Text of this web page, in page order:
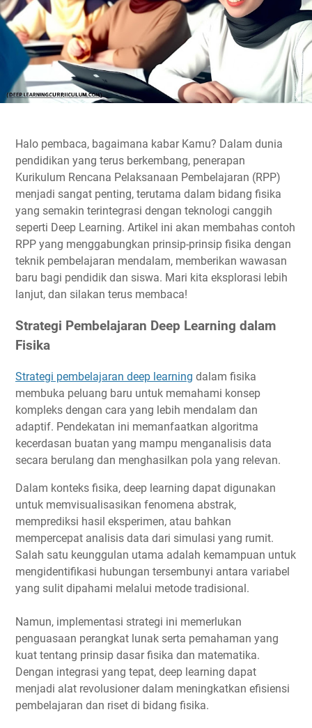
Halo pembaca, bagaimana kabar Kamu? Dalam dunia
pendidikan yang terus berkembang, penerapan
Kurikulum Rencana Pelaksanaan Pembelajaran (RPP)
menjadi sangat penting, terutama dalam bidang fisika
yang semakin terintegrasi dengan teknologi canggih
seperti Deep Learning. Artikel ini akan membahas contoh
RPP yang menggabungkan prinsip-prinsip fisika dengan
teknik pembelajaran mendalam, memberikan wawasan
baru bagi pendidik dan siswa. Mari kita eksplorasi lebih
lanjut, dan silakan terus membaca!
Strategi Pembelajaran Deep Learning dalam
Fisika
Strategi pembelajaran deep learning dalam fisika
membuka peluang baru untuk memahami konsep
kompleks dengan cara yang lebih mendalam dan
adaptif. Pendekatan ini memanfaatkan algoritma
kecerdasan buatan yang mampu menganalisis data
secara berulang dan menghasilkan pola yang relevan.
Dalam konteks fisika, deep learning dapat digunakan
untuk memvisualisasikan fenomena abstrak,
memprediksi hasil eksperimen, atau bahkan
mempercepat analisis data dari simulasi yang rumit.
Salah satu keunggulan utama adalah kemampuan untuk
mengidentifikasi hubungan tersembunyi antara variabel
yang sulit dipahami melalui metode tradisional.
Namun, implementasi strategi ini memerlukan
penguasaan perangkat lunak serta pemahaman yang
kuat tentang prinsip dasar fisika dan matematika.
Dengan integrasi yang tepat, deep learning dapat
menjadi alat revolusioner dalam meningkatkan efisiensi
pembelajaran dan riset di bidang fisika.